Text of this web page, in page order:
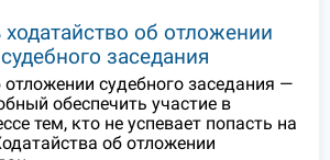
ходатайство об отложении
заседания
судебного заседания —
обеспечить участие в
тем, кто не успевает попасть на
об отложении